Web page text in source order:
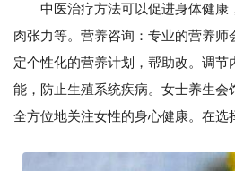
中医治疗方法可以促进身体健康
肉张力等。营养咨询：专业的营养师
定个性化的营养计划，帮助改。调节
能，防止生殖系统疾病。女士养生会
全方位地关注女性的身心健康。在选